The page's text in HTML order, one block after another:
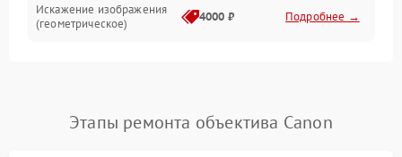
Искажение изображения
(геометрическое)
4000 ₽ Подробнее →
Проблемы с резкостью
Этапы ремонта объектива Canon